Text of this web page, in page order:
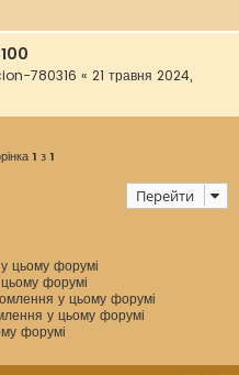
780316 « 21 травня 2024,
1 з1
Перейти
цьому форумі
форумі
у цьому форумі
у цьому форумі
форумі